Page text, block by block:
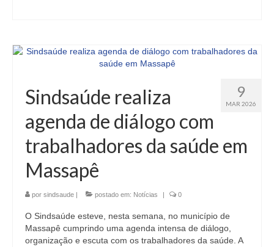
9
MAR 2026
Sindsaúde realiza
agenda de diálogo com
trabalhadores da saúde em
Massapê
por sindsaude | postado em: Notícias | 0
O Sindsaúde esteve, nesta semana, no município de
Massapê cumprindo uma agenda intensa de diálogo,
organização e escuta com os trabalhadores da saúde. A